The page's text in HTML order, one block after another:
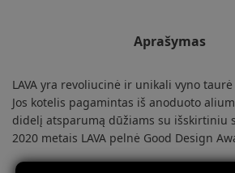
Aprašymas
LAVA yra revoliucinė ir unikali vyno
Jos kotelis pagamintas iš anoduoto
didelį atsparumą dūžiams su išskirtiniu
2020 metais LAVA pelnė Good Design